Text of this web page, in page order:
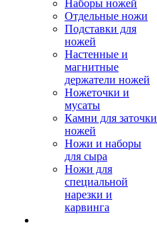
Наборы ножей
Отдельные ножи
Подставки для
ножей
Настенные и
магнитные
держатели ножей
Ножеточки и
мусаты
Камни для заточки
ножей
Ножи и наборы
для сыра
Ножи для
специальной
нарезки и
карвинга